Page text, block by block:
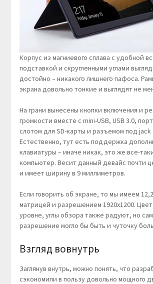
Корпус из магниевого сплава с удобной
подставкой и скругленными углами
достойно – никакого лишнего пафоса.
экрана довольно тонкие и выглядят не
На грани вынесены кнопки включения и
громкости вместе с mini-USB, USB 3.0,
слотом для SD-карты и разъемом под jack
Естественно, тут есть поддержка
клавиатуры – иначе никак, это же все-
компьютер. Весит данный девайс почти
и имеет ширину в 9 миллиметров.
Если говорить об экране, то мы имеем
матрицей и разрешением 1920х1200.
уровне, углы обзора также радуют, но
разрешение могло бы быть и чуточку
Взгляд вовнутрь
Заглянув внутрь, можно понять, что
сэкономили в пользу довольно мощного